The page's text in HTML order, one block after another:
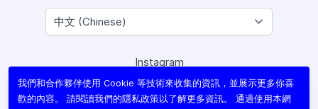
Instagram
Facebook
X (Twitter)
我們和合作夥伴使用 Cookie 等技術來收集的資訊，並展示更多你喜
歡的內容。 請閱讀我們的隱私政策以了解更多資訊。 通過使用本網